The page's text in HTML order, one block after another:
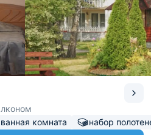
комната набор